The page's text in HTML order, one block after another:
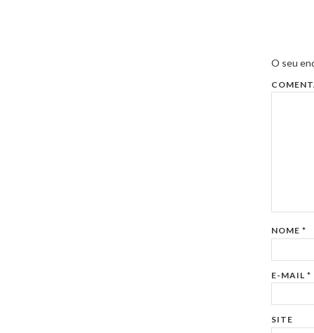
O seu
NOME *
E-MAIL *
SITE